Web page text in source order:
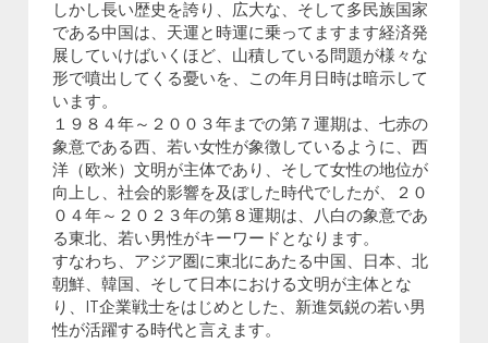
しかし長い歴史を誇り、広大な、そして多民族国家
である中国は、天運と時運に乗ってますます経済発
展していけばいくほど、山積している問題が様々な
形で噴出してくる憂いを、この年月日時は暗示して
います。
１９８４年～２００３年までの第７運期は、七赤の
象意である西、若い女性が象徴しているように、西
洋（欧米）文明が主体であり、そして女性の地位が
向上し、社会的影響を及ぼした時代でしたが、２０
０４年～２０２３年の第８運期は、八白の象意であ
る東北、若い男性がキーワードとなります。
すなわち、アジア圏に東北にあたる中国、日本、北
朝鮮、韓国、そして日本における文明が主体とな
り、IT企業戦士をはじめとした、新進気鋭の若い男
性が活躍する時代と言えます。